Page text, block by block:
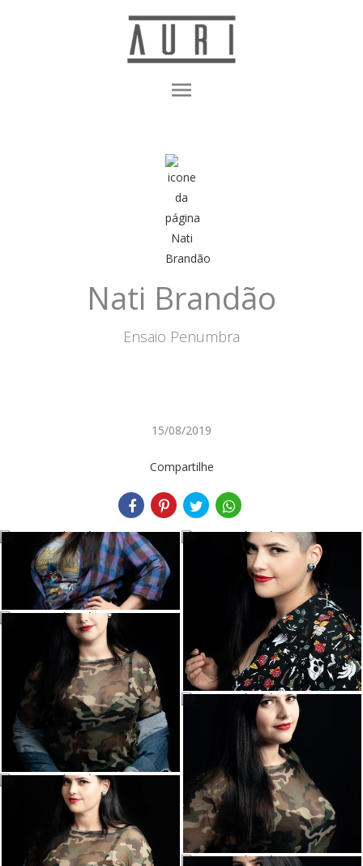
menu
Nati Brandão
Ensaio Penumbra
15/08/2019
Compartilhe